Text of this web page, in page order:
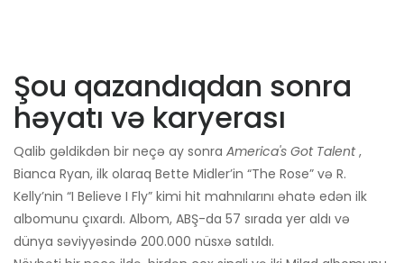
Şou qazandıqdan sonra
həyatı və karyerası
Qalib gəldikdən bir neçə ay sonra America's Got Talent,
Bianca Ryan, ilk olaraq Bette Midler’in “The Rose” və R.
Kelly’nin “I Believe I Fly” kimi hit mahnılarını əhatə edən ilk
albomunu çıxardı. Albom, ABŞ-da 57 sırada yer aldı və
dünya səviyyəsində 200.000 nüsxə satıldı.